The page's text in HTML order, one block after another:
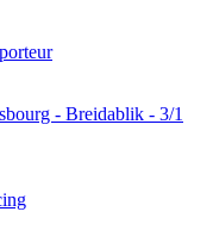
- Breidablik - 3/1